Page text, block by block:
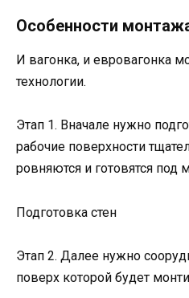
Особенности
И вагонка, и евровагонка
технологии.
Этап 1. Вначале нужно
рабочие поверхности
ровняются и готовятся под
Подготовка стен
Этап 2. Далее нужно
поверх которой будет